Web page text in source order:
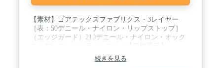
【素材】ゴアテックスファブリクス・3レイヤー
［表：50デニール・ナイロン・リップストップ］
（エッジガード）210デニール・ナイロン・オック
129g（ペア） / 【カラー】ブラック(BK)/ コスモス
(COMO)/ シャドウ(SHAD)/ サンセットオレンジ
続きを見る